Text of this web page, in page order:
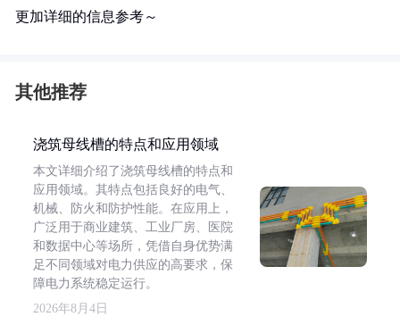
更加详细的信息参考～
其他推荐
浇筑母线槽的特点和应用领域
本文详细介绍了浇筑母线槽的特点和
应用领域。其特点包括良好的电气、
机械、防火和防护性能。在应用上，
广泛用于商业建筑、工业厂房、医院
和数据中心等场所，凭借自身优势满
足不同领域对电力供应的高要求，保
障电力系统稳定运行。
2026年8月4日